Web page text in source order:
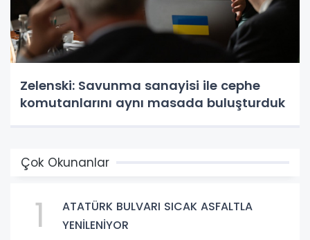
Zelenski: Savunma sanayisi ile cephe
komutanlarını aynı masada buluşturduk
Çok Okunanlar
1
ATATÜRK BULVARI SICAK ASFALTLA
YENİLENİYOR